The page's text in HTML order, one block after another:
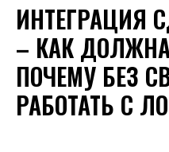
ИНТЕГРАЦИЯ
– КАК
ПОЧЕМУ БЕЗ
РАБОТАТЬ С